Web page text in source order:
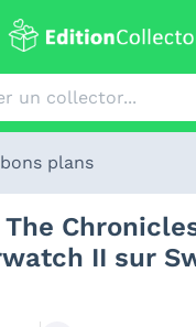
plans
II sur